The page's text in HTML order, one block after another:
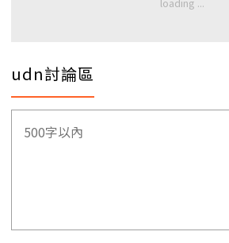
udn討論區